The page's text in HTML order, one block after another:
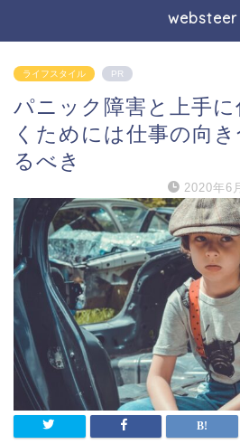
websteer
ライフスタイル PR
パニック障害と上手
くためには仕事の向き
るべき
2020年6